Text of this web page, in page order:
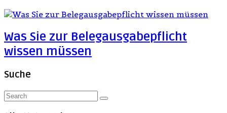
Was Sie zur Belegausgabepflicht
wissen müssen
Suche